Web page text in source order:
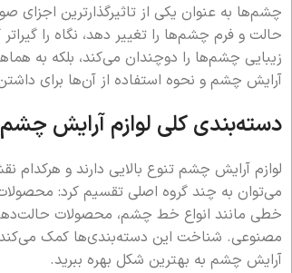
چشم‌ها به عنوان یکی از تاثیرگذارترین
حالت و فرم چشم‌ها را تغییر دهد، نگاه را
زیبایی چشم‌ها را دوچندان می‌کند، بلکه به
آرایش چشم و نحوه استفاده از آن‌ها برای
دسته‌بندی کلی لوازم آرایش چشم
لوازم آرایش چشم تنوع بالایی دارند و
می‌توان به چند گروه اصلی تقسیم کرد:
خطی مانند انواع خط چشم، محصولات
مصنوعی. شناخت این دسته‌بندی‌ها کمک می‌کند تا
آرایش چشم به بهترین شکل بهره ببرید.